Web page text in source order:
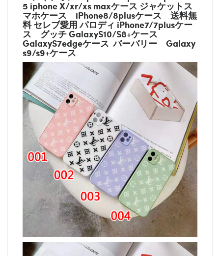
5 iphone X/xr/xs maxケース ジャケットス
マホケース iPhone8/8plusケース 送料無
料 セレブ愛用 パロディ iPhone7/7plusケー
ス グッチGalaxyS10/S8+ケース
GalaxyS7edgeケース バーバリー Galaxy
s9/s9+ケース